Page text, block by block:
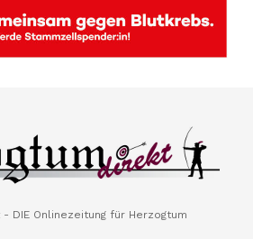
DIE Onlinezeitung für Herzogtum